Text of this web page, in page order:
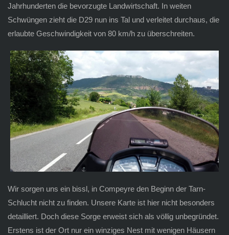
Jahrhunderten die bevorzugte Landwirtschaft. In weiten
Schwüngen zieht die D29 nun ins Tal und verleitet durchaus, die
erlaubte Geschwindigkeit von 80 km/h zu überschreiten.
Wir sorgen uns ein bissl, in Compeyre den Beginn der Tarn-
Schlucht nicht zu finden. Unsere Karte ist hier nicht besonders
detailliert. Doch diese Sorge erweist sich als völlig unbegründet.
Erstens ist der Ort nur ein winziges Nest mit wenigen Häusern